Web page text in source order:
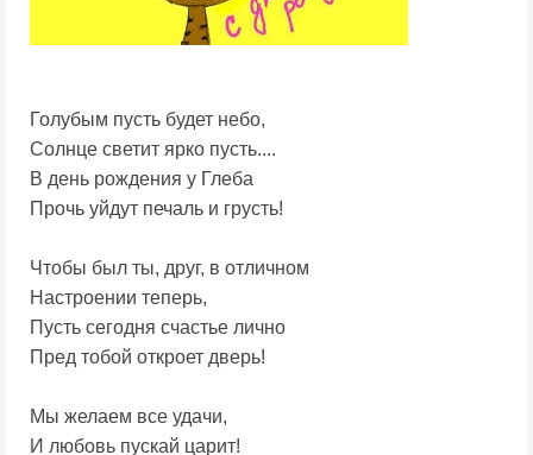
Голубым пусть будет небо,
Солнце светит ярко пусть....
В день рождения у Глеба
Прочь уйдут печаль и грусть!
Чтобы был ты, друг, в отличном
Настроении теперь,
Пусть сегодня счастье лично
Пред тобой откроет дверь!
Мы желаем все удачи,
И любовь пускай царит!